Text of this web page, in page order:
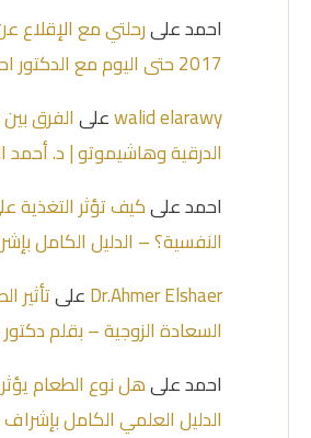
احمدعلىرحلتي مع الإقلاع
2017 حتى اليوم مع الدكتور احمد الشاعر
walid elarawyعلىالفرق
الدرقية وهاشيموتو | د. أحمد
احمدعلىكيف تؤثر التغذية
النفسية؟ – الدليل الكامل
Dr.Ahmer Elshaerعلى
السعادة الزوجية – بقلم
احمدعلىهل نوع الطعام
الدليل العلمي الكامل